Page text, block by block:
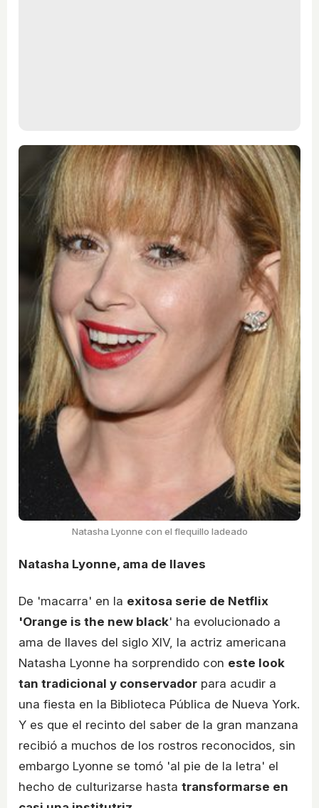
Natasha Lyonne con el flequillo ladeado
Natasha Lyonne, ama de llaves
De 'macarra' en la exitosa serie de Netflix
'Orange is the new black' ha evolucionado a
ama de llaves del siglo XIV, la actriz americana
Natasha Lyonne ha sorprendido con este look
tan tradicional y conservador para acudir a
una fiesta en la Biblioteca Pública de Nueva York.
Y es que el recinto del saber de la gran manzana
recibió a muchos de los rostros reconocidos, sin
embargo Lyonne se tomó 'al pie de la letra' el
hecho de culturizarse hasta transformarse en